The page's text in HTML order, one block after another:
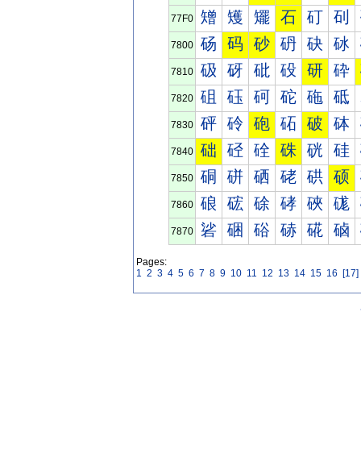
77F0 矰 矱 矲 石 矴 矵
7800 砀 码 砂 砃 砄 砅
7810 砐 砑 砒 砓 研 砕
7820 砠 砡 砢 砣 砤 砥
7830 砰 砱 砲 砳 破 砵
7840 础 硁 硂 硃 硄 硅
7850 硐 硑 硒 硓 硔 硕
7860 硠 硡 硢 硣 硤 硥
7870 硰 硱 硲 硳 硴 硵
Pages:
1 2 3 4 5 6 7 8 9 10 11 12 13 14 15 16 [17]